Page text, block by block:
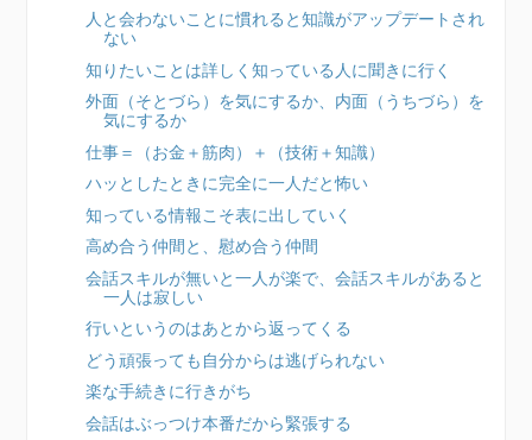
人と会わないことに慣れると知識がアップデートされ
ない
知りたいことは詳しく知っている人に聞きに行く
外面（そとづら）を気にするか、内面（うちづら）を
気にするか
仕事＝（お金＋筋肉）＋（技術＋知識）
ハッとしたときに完全に一人だと怖い
知っている情報こそ表に出していく
高め合う仲間と、慰め合う仲間
会話スキルが無いと一人が楽で、会話スキルがあると
一人は寂しい
行いというのはあとから返ってくる
どう頑張っても自分からは逃げられない
楽な手続きに行きがち
会話はぶっつけ本番だから緊張する